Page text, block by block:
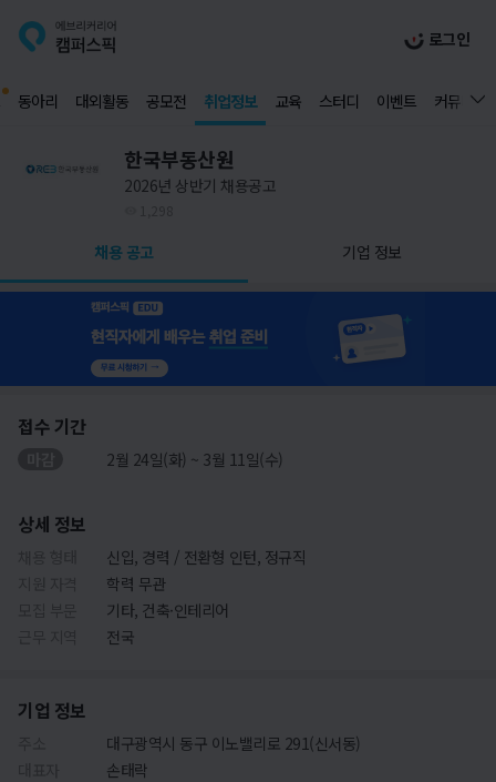
로그인
동아리 대외활동 공모전 취업정보 교육 스터디 이벤트 커뮤니티
한국부동산원
2026년 상반기 채용공고
채용 공고 기업 정보
접수 기간
2월 24일(화) ~ 3월 11일(수)
상세 정보
신입, 경력 / 전환형 인턴, 정규직
학력 무관
기타, 건축·인테리어
전국
기업 정보
대구광역시 동구 이노밸리로 291(신서동)
손태락